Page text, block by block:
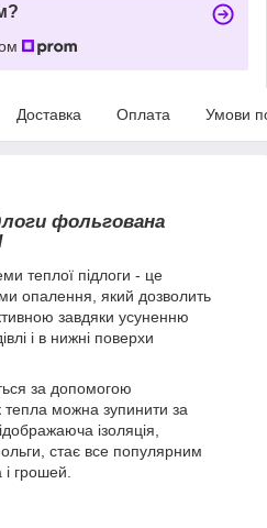
Доставка Оплата Умови
фольгована
теплої підлоги - це
опалення, який дозволить
завдяки усуненню
і в нижні поверхи
за допомогою
тепла можна зупинити за
ізоляція,
стає все популярним
грошей.